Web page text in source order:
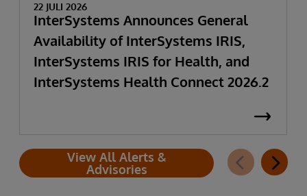
22 JULI 2026
InterSystems Announces General
Availability of InterSystems IRIS,
InterSystems IRIS for Health, and
InterSystems Health Connect 2026.2
View All Alerts &
Advisories